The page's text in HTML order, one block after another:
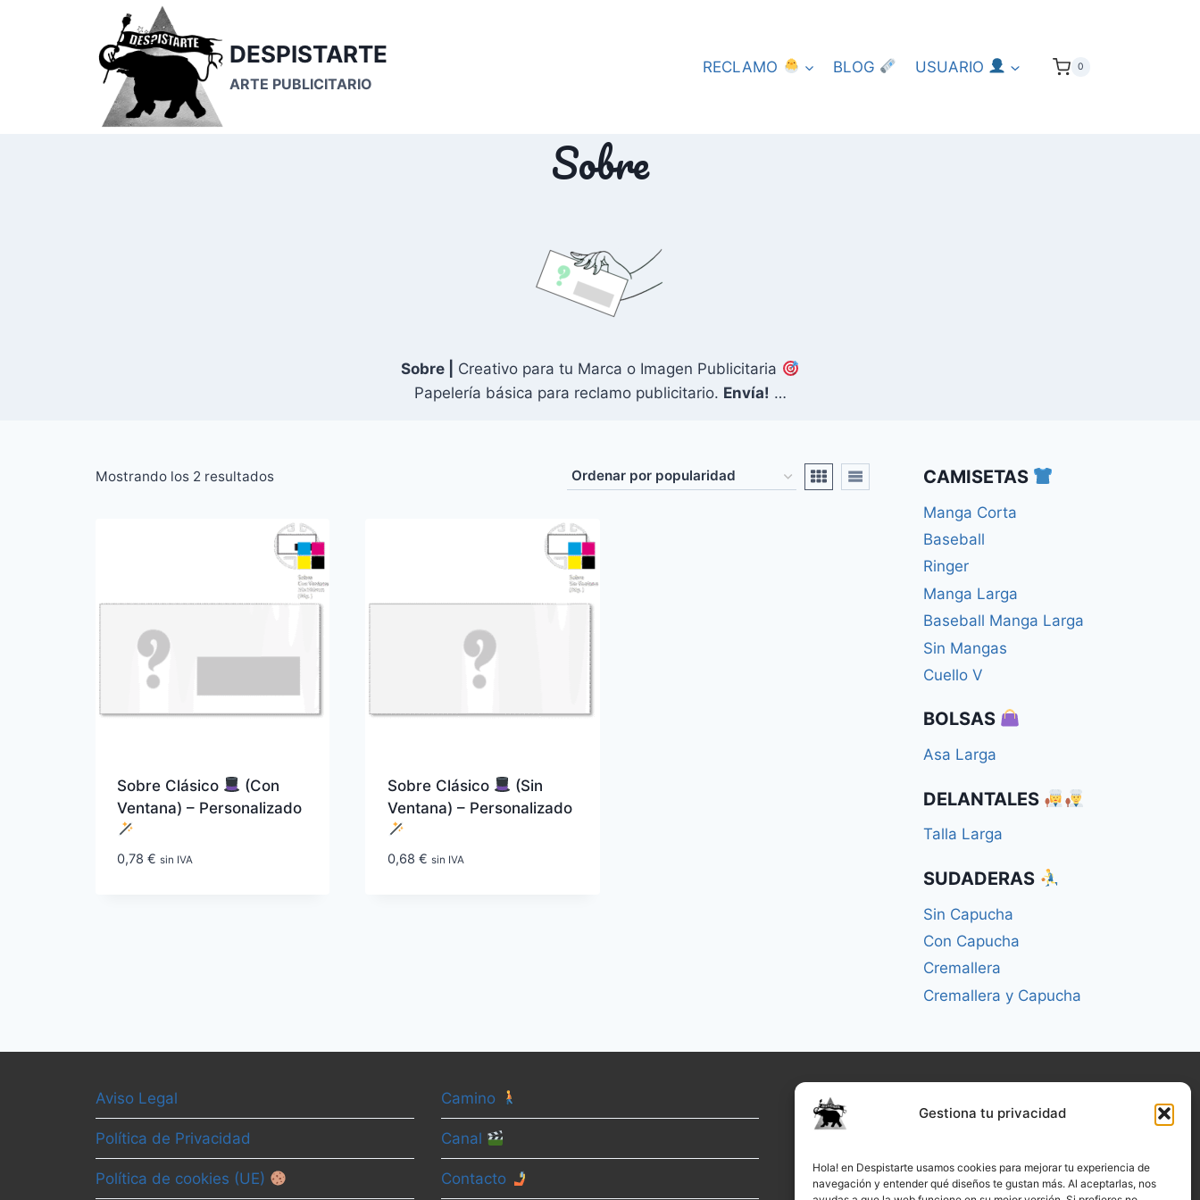
Gestiona tu privacidad
Hola! en Despistarte usamos cookies para mejorar tu experiencia de
navegación y entender qué diseños te gustan más. Al aceptarlas, nos
DESPISTARTE
ARTE PUBLICITARIO
RECLAMO BLOG USUARIO 0
Sobre
Sobre |
Creativo para tu Marca o Imagen Publicitaria
Papelería básica para reclamo publicitario. Envía! …
Mostrando los 2 resultadosOrdenado
popularidad
Sobre Clásico
(Con
Ventana) – Personalizado
0,78€ sin IVA
Sobre Clásico
(Sin
Ventana) – Personalizado
0,68 € sin IVA
CAMISETAS
Manga Corta
Baseball
Ringer
Manga Larga
Baseball Manga Larga
Sin Mangas
Cuello V
BOLSAS
Asa Larga
DELANTALES
Talla Larga
SUDADERAS
Sin Capucha
Con Capucha
Cremallera
Cremallera y Capucha
Aviso Legal
Política de Privacidad
Política de cookies (UE)
Camino
Canal
Contacto